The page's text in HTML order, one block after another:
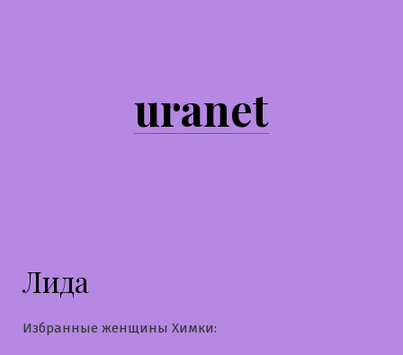
uranet
Лида
Избранные женщины Химки: